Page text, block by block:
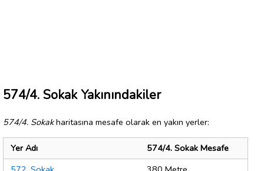
574/4. Sokak Yakınındakiler
574/4. Sokakharitasına mesafe olarak en yakın yerler:
Yer Adı
574/4. Sokak Mesafe